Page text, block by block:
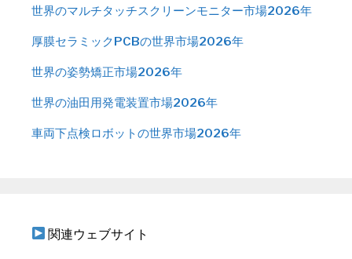
世界のマルチタッチスクリーンモニター市場2026年
厚膜セラミックPCBの世界市場2026年
世界の姿勢矯正市場2026年
世界の油田用発電装置市場2026年
車両下点検ロボットの世界市場2026年
関連ウェブサイト